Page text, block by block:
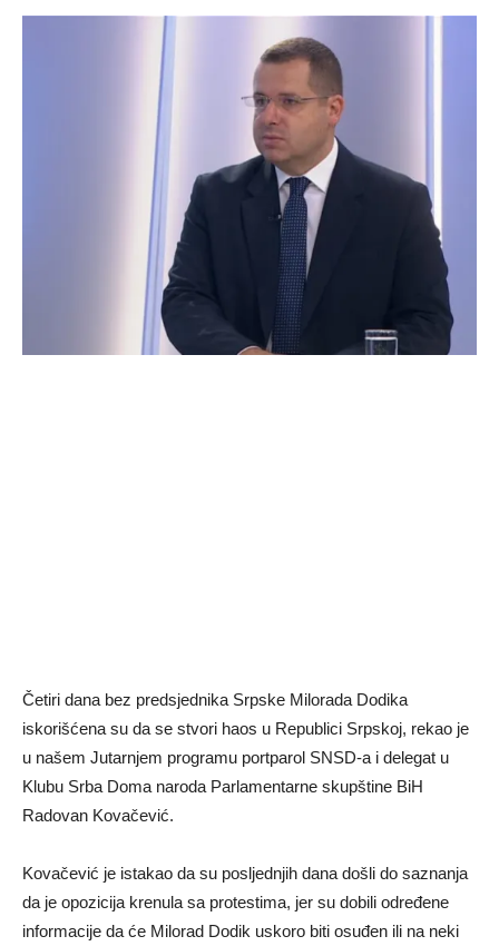
Četiri dana bez predsjednika Srpske Milorada Dodika
iskorišćena su da se stvori haos u Republici Srpskoj, rekao je
u našem Јutarnjem programu portparol SNSD-a i delegat u
Klubu Srba Doma naroda Parlamentarne skupštine BiH
Radovan Kovačević.
Kovačević je istakao da su posljednjih dana došli do saznanja
da je opozicija krenula sa protestima, jer su dobili određene
informacije da će Milorad Dodik uskoro biti osuđen ili na neki